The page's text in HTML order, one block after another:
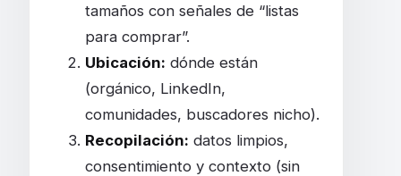
tamaños con señales de “listas
para comprar”.
Ubicación: dónde están
(orgánico, LinkedIn,
comunidades, buscadores nicho).
Recopilación: datos limpios,
consentimiento y contexto (sin